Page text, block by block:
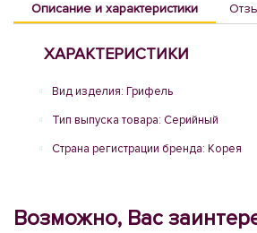
Описание и характеристики
ХАРАКТЕРИСТИКИ
Вид изделия: Грифель
Тип выпуска товара: Серийный
Страна регистрации бренда: Корея
Возможно, Вас